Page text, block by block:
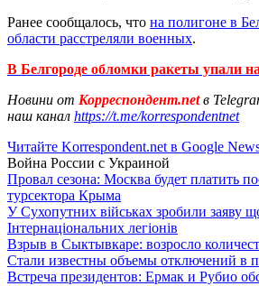
Ранее сообщалось, что на полигоне в
области расстреляли военных.
В Белгороде обломки ракеты упали
Новини от Корреспондент.netв
наш канал https://t.me/korrespondentnet
Читайте Korrespondent.net в Google
Война России с Украиной
Провал сезона: Москва будет платить
турсектора Крыма
У Сухопутних військах зробили заяву
Інтернаціональних легіонів
Взрыв в Сыктывкаре: возросло
Стали известны объемы отключений в
Встреча президентов: Ермак и Рубио